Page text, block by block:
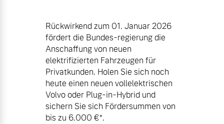
Rückwirkend zum 01. Januar 2026
fördert die Bundes-regierung die
Anschaffung von neuen
elektrifizierten Fahrzeugen für
Privatkunden. Holen Sie sich noch
heute einen neuen vollelektrischen
Volvo oder Plug-in-Hybrid und
sichern Sie sich Fördersummen von
bis zu 6.000 €⁠*.